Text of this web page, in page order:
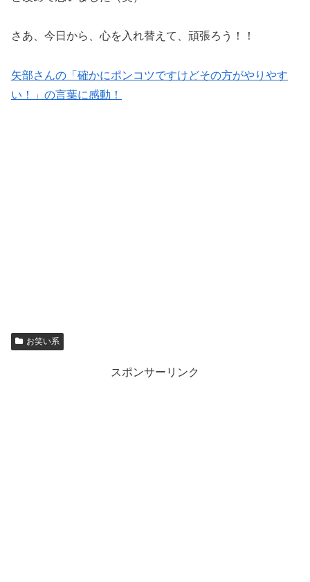
さあ、今日から、心を入れ替えて、頑張ろう！！
矢部さんの「確かにポンコツですけどその方がやりやす
い！」の言葉に感動！
お笑い系
スポンサーリンク